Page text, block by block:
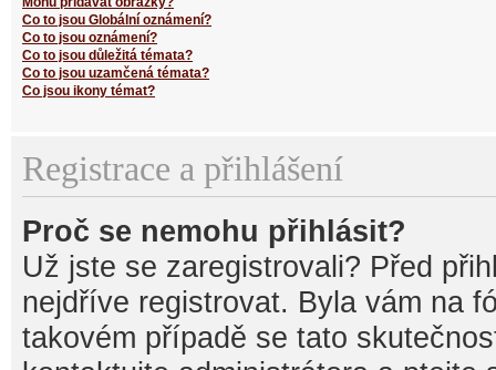
Co to jsou Globální oznámení?
Co to jsou oznámení?
Co to jsou důležitá témata?
Co to jsou uzamčená témata?
Co jsou ikony témat?
Registrace a přihlášení
Proč se nemohu přihlásit?
Už jste se zaregistrovali? Před
nejdříve registrovat. Byla vám na
takovém případě se tato